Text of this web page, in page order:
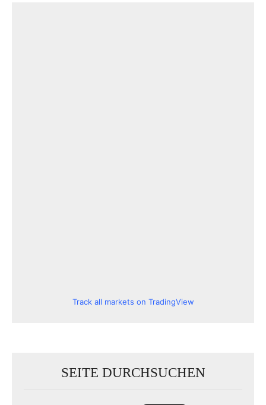
Track all markets on TradingView
SEITE DURCHSUCHEN